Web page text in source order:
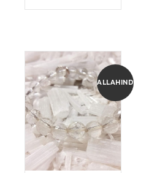
7,77 €
tootel
varianti.
Valikuid
saab
teha
tootelehel.
ALLAHINDLUS!